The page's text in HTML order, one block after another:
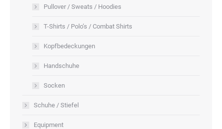
Pullover / Sweats / Hoodies
T-Shirts / Polo’s / Combat Shirts
Kopfbedeckungen
Handschuhe
Socken
Schuhe / Stiefel
Equipment